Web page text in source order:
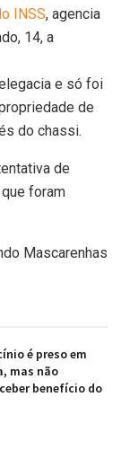
INSS, agencia
14, a
e só foi
de
do chassi.
de
foram
Mascarenhas
é preso em
mas não
benefício do